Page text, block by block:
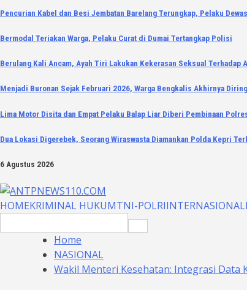
Pencurian Kabel dan Besi Jembatan Barelang Terungkap, Pelaku
Bermodal Teriakan Warga, Pelaku Curat di Dumai Tertangkap Polisi
Berulang Kali Ancam, Ayah Tiri Lakukan Kekerasan Seksual Terhadap
Menjadi Buronan Sejak Februari 2026, Warga Bengkalis Akhirnya
Lima Motor Disita dan Empat Pelaku Balap Liar Diberi Pembinaan
Dua Lokasi Digerebek, Seorang Wiraswasta Diamankan Polda Kepri
6 Agustus 2026
HOMEKRIMINAL HUKUMTNI-POLRIINTERNASIONAL
for:
Home
NASIONAL
Wakil Menteri Kesehatan: Integrasi Data